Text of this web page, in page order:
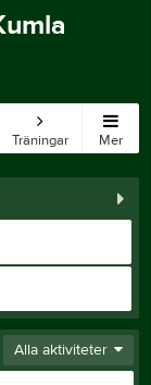
Träningar Mer
Alla aktiviteter